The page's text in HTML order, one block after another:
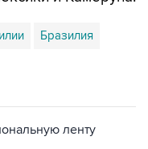
Бразилия
ленту